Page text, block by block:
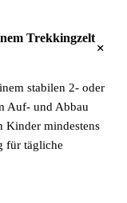
Trekkingzelt
+
stabilen 2- oder
Auf- und Abbau
Kinder mindestens
für tägliche